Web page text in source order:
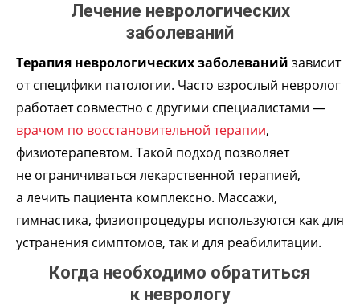
Лечение неврологических
заболеваний
Терапия неврологических заболеваний зависит
от специфики патологии. Часто взрослый невролог
работает совместно с другими специалистами —
врачом по восстановительной терапии,
физиотерапевтом. Такой подход позволяет
не ограничиваться лекарственной терапией,
а лечить пациента комплексно. Массажи,
гимнастика, физиопроцедуры используются как для
устранения симптомов, так и для реабилитации.
Когда необходимо обратиться
к неврологу